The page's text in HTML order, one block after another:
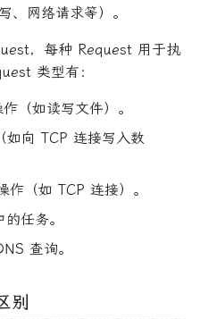
、网络请求等）。
，每种 Request 用于执
类型有：
（如读写文件）。
如向 TCP 连接写入数
作（如 TCP 连接）。
任务。
查询。
别